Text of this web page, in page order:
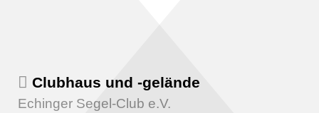
Clubhaus und -gelände
Echinger Segel-Club e.V.